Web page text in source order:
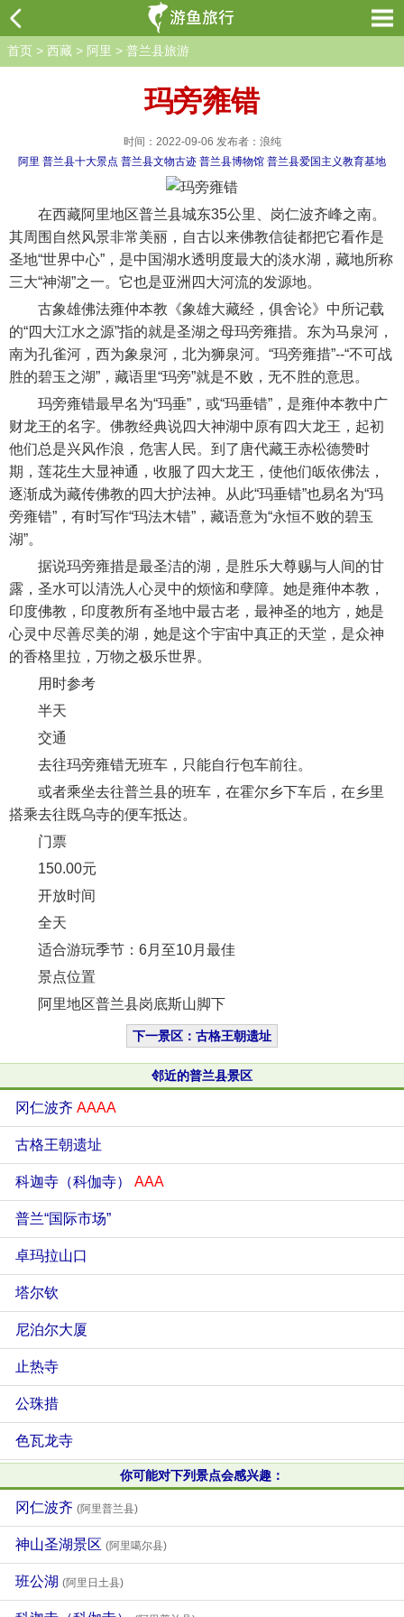
首页 > 西藏 > 阿里 > 普兰县旅游
玛旁雍错
时间：2022-09-06 发布者：浪纯
阿里 普兰县十大景点 普兰县文物古迹 普兰县博物馆 普兰县爱国主义教育基地
在西藏阿里地区普兰县城东35公里、岗仁波齐峰之南。
其周围自然风景非常美丽，自古以来佛教信徒都把它看作是
圣地“世界中心”，是中国湖水透明度最大的淡水湖，藏地所称
三大“神湖”之一。它也是亚洲四大河流的发源地。
古象雄佛法雍仲本教《象雄大藏经，俱舍论》中所记载
的“四大江水之源”指的就是圣湖之母玛旁雍措。东为马泉河，
南为孔雀河，西为象泉河，北为狮泉河。“玛旁雍措”--“不可战
胜的碧玉之湖”，藏语里“玛旁”就是不败，无不胜的意思。
玛旁雍错最早名为“玛垂”，或“玛垂错”，是雍仲本教中广
财龙王的名字。佛教经典说四大神湖中原有四大龙王，起初
他们总是兴风作浪，危害人民。到了唐代藏王赤松德赞时
期，莲花生大显神通，收服了四大龙王，使他们皈依佛法，
逐渐成为藏传佛教的四大护法神。从此“玛垂错”也易名为“玛
旁雍错”，有时写作“玛法木错”，藏语意为“永恒不败的碧玉
湖”。
据说玛旁雍措是最圣洁的湖，是胜乐大尊赐与人间的甘
露，圣水可以清洗人心灵中的烦恼和孽障。她是雍仲本教，
印度佛教，印度教所有圣地中最古老，最神圣的地方，她是
心灵中尽善尽美的湖，她是这个宇宙中真正的天堂，是众神
的香格里拉，万物之极乐世界。
用时参考
半天
交通
去往玛旁雍错无班车，只能自行包车前往。
或者乘坐去往普兰县的班车，在霍尔乡下车后，在乡里
搭乘去往既乌寺的便车抵达。
门票
150.00元
开放时间
全天
适合游玩季节：6月至10月最佳
景点位置
阿里地区普兰县岗底斯山脚下
下一景区：古格王朝遗址
邻近的普兰县景区
冈仁波齐 AAAA
古格王朝遗址
科迦寺（科伽寺） AAA
普兰“国际市场”
卓玛拉山口
塔尔钦
尼泊尔大厦
止热寺
公珠措
色瓦龙寺
你可能对下列景点会感兴趣：
冈仁波齐 (阿里普兰县)
神山圣湖景区 (阿里噶尔县)
班公湖 (阿里日土县)